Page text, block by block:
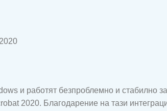
и работят безпроблемно и стабилно
2020. Благодарение на тази